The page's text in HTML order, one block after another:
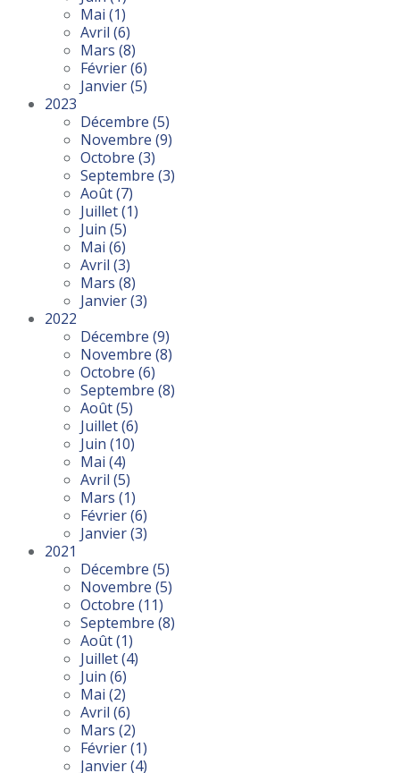
Mai (1)
Avril (6)
Mars (8)
Février(6)
Janvier(5)
2023
Décembre (5)
Novembre (9)
Octobre (3)
Septembre (3)
Août(7)
Juillet(1)
Juin (5)
Mai (6)
Avril (3)
Mars (8)
Janvier(3)
2022
Décembre (9)
Novembre (8)
Octobre (6)
Septembre (8)
Août(5)
Juillet(6)
Juin (10)
Mai (4)
Avril (5)
Mars (1)
Février(6)
Janvier(3)
2021
Décembre (5)
Novembre (5)
Octobre (11)
Septembre (8)
Août(1)
Juillet(4)
Juin (6)
Mai (2)
Avril (6)
Mars (2)
Février(1)
Janvier(4)